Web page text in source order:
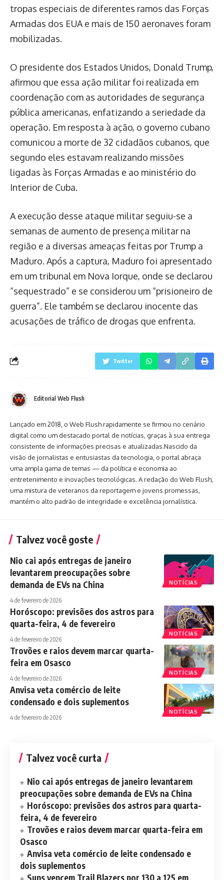
tropas especiais de diferentes ramos das Forças
Armadas dos EUA e mais de 150 aeronaves foram
mobilizadas.
O presidente dos Estados Unidos, Donald Trump,
afirmou que essa ação militar foi realizada em
coordenação com as autoridades de segurança
pública americanas, enfatizando a seriedade da
operação. Em resposta à ação, o governo cubano
comunicou a morte de 32 cidadãos cubanos, que
segundo eles estavam realizando missões
ligadas às Forças Armadas e ao ministério do
Interior de Cuba.
A execução desse ataque militar seguiu-se a
semanas de aumento de presença militar na
região e a diversas ameaças feitas por Trump a
Maduro. Após a captura, Maduro foi apresentado
em um tribunal em Nova Iorque, onde se declarou
“sequestrado” e se considerou um “prisioneiro de
guerra”. Ele também se declarou inocente das
acusações de tráfico de drogas que enfrenta.
Twitter
Editorial Web Flush
Lançado em 2018, o Web Flush rapidamente se firmou no cenário
digital como um destacado portal de notícias, graças à sua entrega
consistente de informações precisas e atualizadas.Nascido da
visão de jornalistas e entusiastas da tecnologia, o portal abraça
uma ampla gama de temas — da política e economia ao
entretenimento e inovações tecnológicas. A redação do Web Flush,
uma mistura de veteranos da reportagem e jovens promessas,
mantém o alto padrão de integridade e excelência jornalística.
Talvez você goste
NOTÍCIAS
Nio cai após entregas de janeiro
levantarem preocupações sobre
demanda de EVs na China
4 de fevereiro de 2026
NOTÍCIAS
Horóscopo: previsões dos astros para
quarta-feira, 4 de fevereiro
4 de fevereiro de 2026
NOTÍCIAS
Trovões e raios devem marcar quarta-
feira em Osasco
4 de fevereiro de 2026
NOTÍCIAS
Anvisa veta comércio de leite
condensado e dois suplementos
4 de fevereiro de 2026
Talvez você curta
Nio cai após entregas de janeiro levantarem
preocupações sobre demanda de EVs na China
Horóscopo: previsões dos astros para quarta-
feira, 4 de fevereiro
Trovões e raios devem marcar quarta-feira em
Osasco
Anvisa veta comércio de leite condensado e
dois suplementos
Suns vencem Trail Blazers por 130 a 125 em